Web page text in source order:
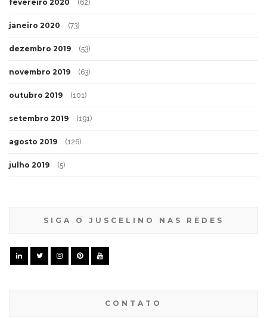
fevereiro 2020 (62)
janeiro 2020 (73)
dezembro 2019 (53)
novembro 2019 (63)
outubro 2019 (101)
setembro 2019 (191)
agosto 2019 (126)
julho 2019 (5)
SIGA O JUSCELINO NAS REDES
CONTATO